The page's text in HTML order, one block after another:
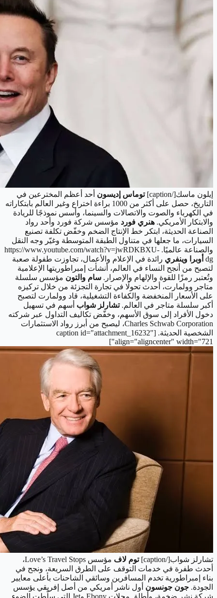
إيلون ماسك[/caption] توماس إديسون أحد أعظم المخترعين في
التاريخ، حصل على أكثر من 1000 براءة اختراع وغير العالم بابتكاراته
في الكهرباء والصوت والاتصالات والسينما، وأسس نموذجًا للريادة
والابتكار الأمريكي. هنري فورد مؤسس شركة فورد وأحد رواد
الصناعة الحديثة، ابتكر خط الإنتاج الضخم وخفّض تكلفة تصنيع
السيارات، ما جعلها في متناول الطبقة المتوسطة وغيّر وجه النقل
والصناعة عالميًا. https://www.youtube.com/watch?v=jwRDKBXU-
dg أوبرا وينفري رائدة في الإعلام والأعمال، تجاوزت طفولة صعبة
لتصبح من أنجح النساء في العالم، أنشأت إمبراطوريتها الإعلامية
وتُعتبر رمزًا للقوة والإلهام والإصرار. سام والتون مؤسس سلسلة
متاجر وولمارت، أحدث تحولًا في تجارة التجزئة من خلال تركيزه
على الأسعار المنخفضة والكفاءة التشغيلية، قاد وولمارت لتصبح
أكبر سلسلة متاجر في العالم. تشارلز شواب أسهم في تسهيل
دخول الأفراد إلى سوق الأسهم، وخفّض تكاليف التداول عبر شركته
Charles Schwab Corporation، ليصبح من أبرز رواد الاستثمارات
الشخصية الحديثة.
[caption id="attachment_16232"
align="aligncenter" width="721"]
تشارلز شواب[/caption] توم لاف
مؤسس Love’s Travel Stops،
أحدث طفرة في خدمات التوقف على الطرق السريعة، ونجح في
بناء إمبراطورية تخدم المسافرين وسائقي الشاحنات بأعلى معايير
الجودة. جون جونسون أول ناشر أمريكي من أصل إفريقي يؤسس
شركة نشر ضخمة، وأطلق مجلات Ebony وJet التي سلّطت الضوء